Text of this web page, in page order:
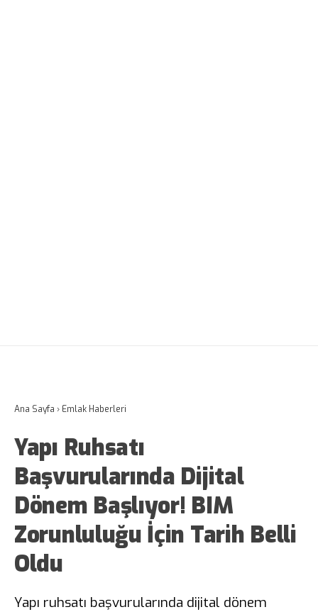
Ana Sayfa › Emlak Haberleri
Yapı Ruhsatı
Başvurularında Dijital
Dönem Başlıyor! BIM
Zorunluluğu İçin Tarih Belli
Oldu
Yapı ruhsatı başvurularında dijital dönem